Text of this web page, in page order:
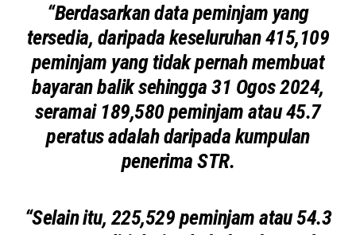
“Berdasarkan data peminjam yang
tersedia, daripada keseluruhan 415,109
peminjam yang tidak pernah membuat
bayaran balik sehingga 31 Ogos 2024,
seramai 189,580 peminjam atau 45.7
peratus adalah daripada kumpulan
penerima STR.
“Selain itu, 225,529 peminjam atau 54.3